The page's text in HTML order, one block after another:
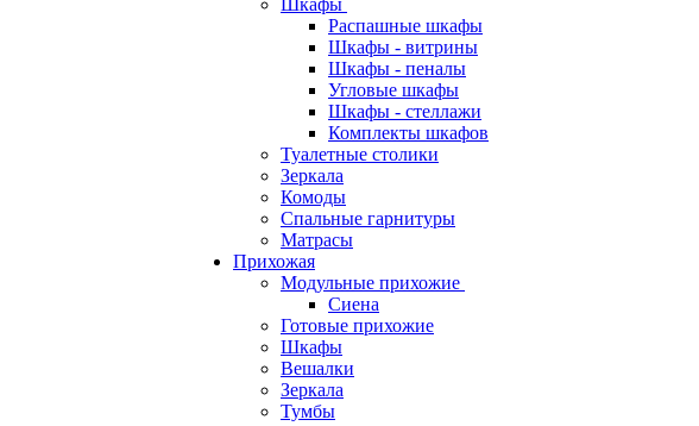
Шкафы
Распашные шкафы
Шкафы - витрины
Шкафы - пеналы
Угловые шкафы
Шкафы - стеллажи
Комплекты шкафов
Туалетные столики
Зеркала
Комоды
Спальные гарнитуры
Матрасы
Прихожая
Модульные прихожие
Сиена
Готовые прихожие
Шкафы
Вешалки
Зеркала
Тумбы